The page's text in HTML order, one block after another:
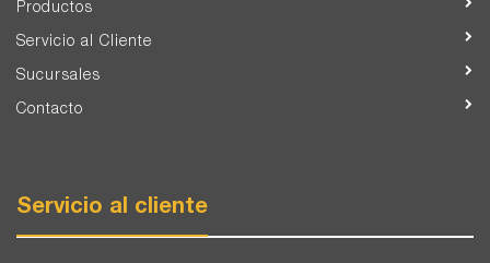
Productos
Servicio al Cliente
Sucursales
Contacto
Servicio al cliente